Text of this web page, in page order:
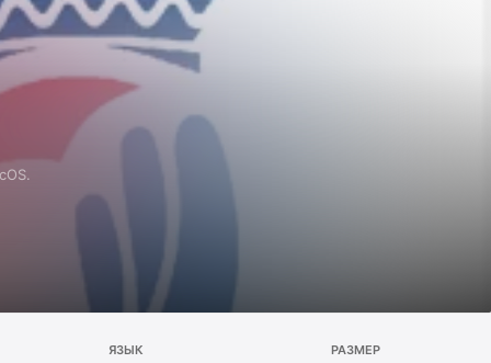
ЯЗЫК РАЗМЕР